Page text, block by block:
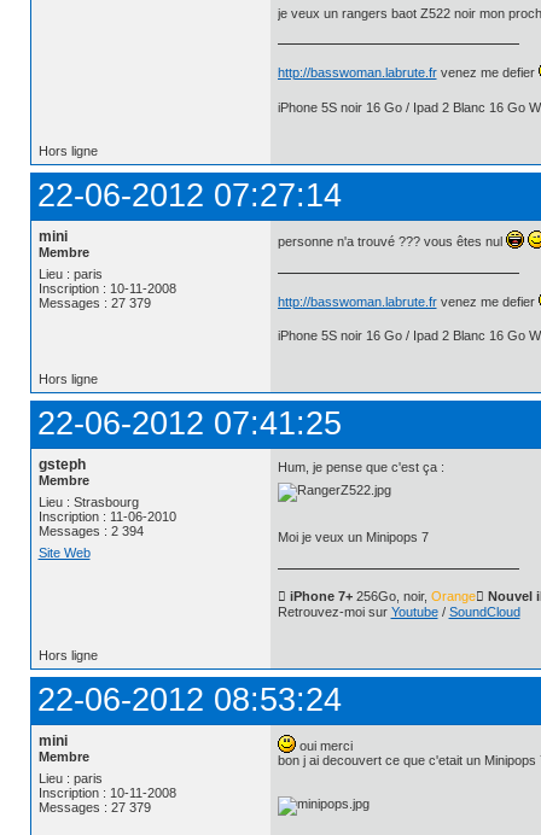
je veux un rangers baot Z522 noir mon
http://basswoman.labrute.frvenez me defier
iPhone 5S noir 16 Go / Ipad 2 Blanc 16 Go
Hors ligne
22-06-2012 07:27:14
mini
Membre
Lieu : paris
Inscription : 10-11-2008
Messages : 27 379
personne n'a trouvé ??? vous êtes nul
http://basswoman.labrute.frvenez me defier
iPhone 5S noir 16 Go / Ipad 2 Blanc 16 Go
Hors ligne
22-06-2012 07:41:25
gsteph
Membre
Lieu : Strasbourg
Inscription : 11-06-2010
Messages : 2 394
Site Web
Hum, je pense que c'est ça :
Moi je veux un Minipops 7
 iPhone 7+256Go, noir, Orange Nouvel
Retrouvez-moi sur Youtube/ SoundCloud
Hors ligne
22-06-2012 08:53:24
mini
Membre
Lieu : paris
Inscription : 10-11-2008
Messages : 27 379
oui merci
bon j ai decouvert ce que c'etait un Minipops